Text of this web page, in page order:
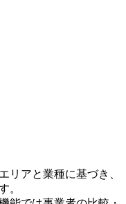
リアと業種に基づき、
。